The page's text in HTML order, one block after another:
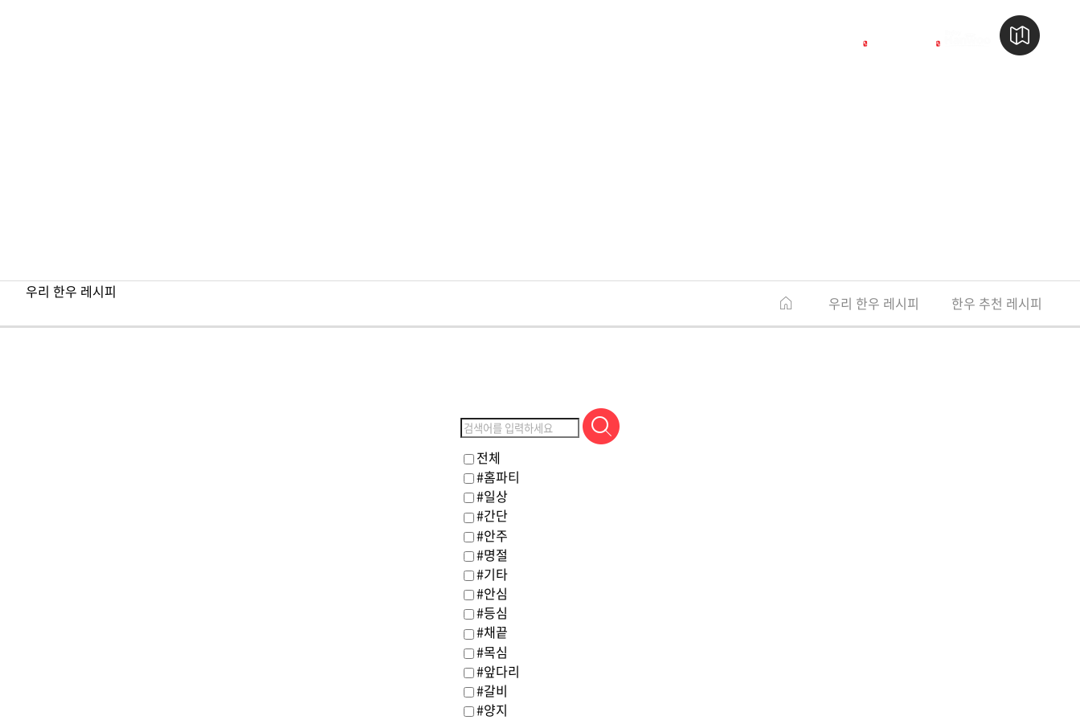
우리 한우 레시피
우리 한우 레시피 한우 추천 레시피
전체
#홈파티
#일상
#간단
#안주
#명절
#기타
#안심
#등심
#채끝
#목심
#앞다리
#갈비
#양지